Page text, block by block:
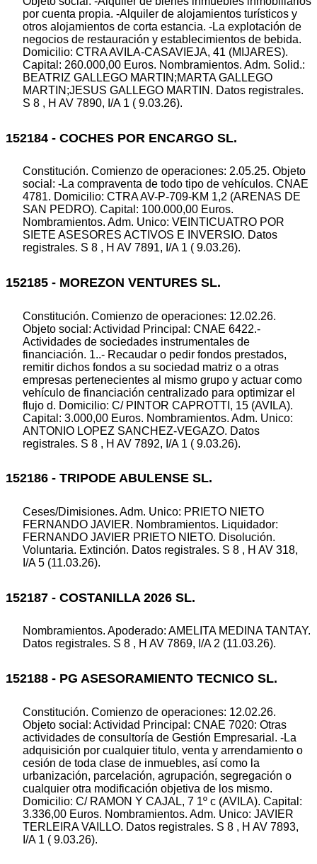
por cuenta propia. -Alquiler de alojamientos turísticos y
otros alojamientos de corta estancia. -La explotación de
negocios de restauración y establecimientos de bebida.
Domicilio: CTRA AVILA-CASAVIEJA, 41 (MIJARES).
Capital: 260.000,00 Euros. Nombramientos. Adm. Solid.:
BEATRIZ GALLEGO MARTIN;MARTA GALLEGO
MARTIN;JESUS GALLEGO MARTIN. Datos registrales.
S 8 , H AV 7890, I/A 1 ( 9.03.26).
152184 - COCHES POR ENCARGO SL.
Constitución. Comienzo de operaciones: 2.05.25. Objeto
social: -La compraventa de todo tipo de vehículos. CNAE
4781. Domicilio: CTRA AV-P-709-KM 1,2 (ARENAS DE
SAN PEDRO). Capital: 100.000,00 Euros.
Nombramientos. Adm. Unico: VEINTICUATRO POR
SIETE ASESORES ACTIVOS E INVERSIO. Datos
registrales. S 8 , H AV 7891, I/A 1 ( 9.03.26).
152185 - MOREZON VENTURES SL.
Constitución. Comienzo de operaciones: 12.02.26.
Objeto social: Actividad Principal: CNAE 6422.-
Actividades de sociedades instrumentales de
financiación. 1..- Recaudar o pedir fondos prestados,
remitir dichos fondos a su sociedad matriz o a otras
empresas pertenecientes al mismo grupo y actuar como
vehículo de financiación centralizado para optimizar el
flujo d. Domicilio: C/ PINTOR CAPROTTI, 15 (AVILA).
Capital: 3.000,00 Euros. Nombramientos. Adm. Unico:
ANTONIO LOPEZ SANCHEZ-VEGAZO. Datos
registrales. S 8 , H AV 7892, I/A 1 ( 9.03.26).
152186 - TRIPODE ABULENSE SL.
Ceses/Dimisiones. Adm. Unico: PRIETO NIETO
FERNANDO JAVIER. Nombramientos. Liquidador:
FERNANDO JAVIER PRIETO NIETO. Disolución.
Voluntaria. Extinción. Datos registrales. S 8 , H AV 318,
I/A 5 (11.03.26).
152187 - COSTANILLA 2026 SL.
Nombramientos. Apoderado: AMELITA MEDINA TANTAY.
Datos registrales. S 8 , H AV 7869, I/A 2 (11.03.26).
152188 - PG ASESORAMIENTO TECNICO SL.
Constitución. Comienzo de operaciones: 12.02.26.
Objeto social: Actividad Principal: CNAE 7020: Otras
actividades de consultoría de Gestión Empresarial. -La
adquisición por cualquier titulo, venta y arrendamiento o
cesión de toda clase de inmuebles, así como la
urbanización, parcelación, agrupación, segregación o
cualquier otra modificación objetiva de los mismo.
Domicilio: C/ RAMON Y CAJAL, 7 1º c (AVILA). Capital:
3.336,00 Euros. Nombramientos. Adm. Unico: JAVIER
TERLEIRA VAILLO. Datos registrales. S 8 , H AV 7893,
I/A 1 ( 9.03.26).